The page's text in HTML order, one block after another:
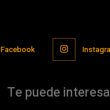
Facebook
Te puede